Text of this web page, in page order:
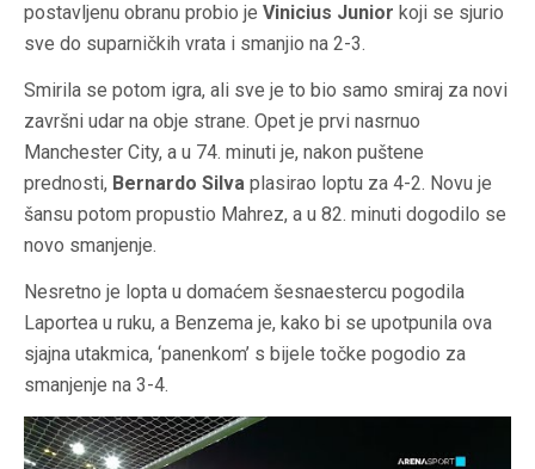
postavljenu obranu probio je Vinicius Junior koji se sjurio
sve do suparničkih vrata i smanjio na 2-3.
Smirila se potom igra, ali sve je to bio samo smiraj za novi
završni udar na obje strane. Opet je prvi nasrnuo
Manchester City, a u 74. minuti je, nakon puštene
prednosti, Bernardo Silva plasirao loptu za 4-2. Novu je
šansu potom propustio Mahrez, a u 82. minuti dogodilo se
novo smanjenje.
Nesretno je lopta u domaćem šesnaestercu pogodila
Laportea u ruku, a Benzema je, kako bi se upotpunila ova
sjajna utakmica, ‘panenkom’ s bijele točke pogodio za
smanjenje na 3-4.